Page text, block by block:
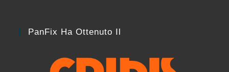
PanFix Ha Ottenuto Il